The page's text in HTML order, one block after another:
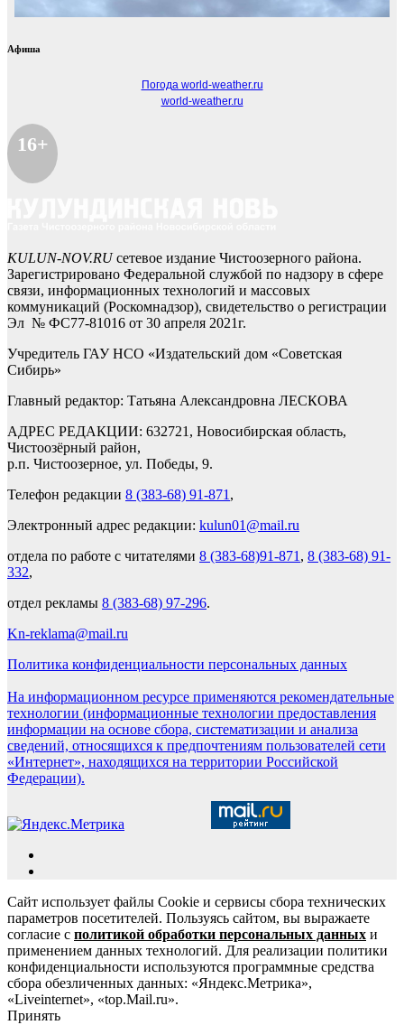
Афиша
Погода world-weather.ru
world-weather.ru
16+
KULUN-NOV.RUсетевое издание Чистоозерного района.
Зарегистрировано Федеральной службой по надзору в сфере
связи, информационных технологий и массовых
коммуникаций (Роскомнадзор), свидетельство о регистрации
Эл № ФС77-81016 от 30 апреля 2021г.
Учредитель ГАУ НСО «Издательский дом «Советская
Сибирь»
Главный редактор: Татьяна Александровна ЛЕСКОВА
АДРЕС РЕДАКЦИИ: 632721, Новосибирская область,
Чистоозёрный район,
р.п. Чистоозерное, ул. Победы, 9.
Телефон редакции 8 (383-68) 91-871 ,
Электронный адрес редакции: kulun01@mail.ru
отдела по работе с читателями 8 (383-68)91-871 , 8 (383-68) 91-
332,
отдел рекламы 8 (383-68) 97-296.
Kn-reklama@mail.ru
Политика конфиденциальности персональных данных
На информационном ресурсе применяются рекомендательные
технологии (информационные технологии предоставления
информации на основе сбора, систематизации и анализа
сведений, относящихся к предпочтениям пользователей сети
«Интернет», находящихся на территории Российской
Федерации).
Сайт использует файлы Cookie и сервисы сбора технических
параметров посетителей. Пользуясь сайтом, вы выражаете
согласие с политикой обработки персональных данных и
применением данных технологий. Для реализации политики
конфиденциальности используются программные средства
сбора обезличенных данных: «Яндекс.Метрика»,
«Liveinternet», «top.Mail.ru».
Принять